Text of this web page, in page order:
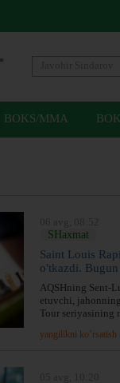
BOKS/MMA
SHaxmat
Saint Louis
o'tkazdi.
AQSHning Sent-
etuvchi,
Tour seriyasining
yangilikni ko’rsatish